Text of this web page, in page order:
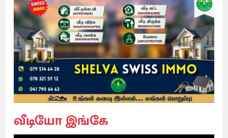
வீடியோ இங்கே